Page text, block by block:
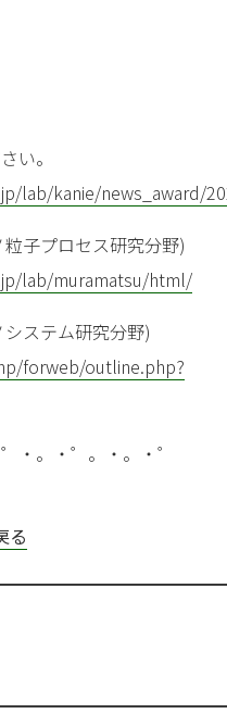
い。
lab/kanie/news_award/
子プロセス研究分野)
lab/muramatsu/html/
ステム研究分野)
forweb/outline.php?
・゜。・。・゜
る